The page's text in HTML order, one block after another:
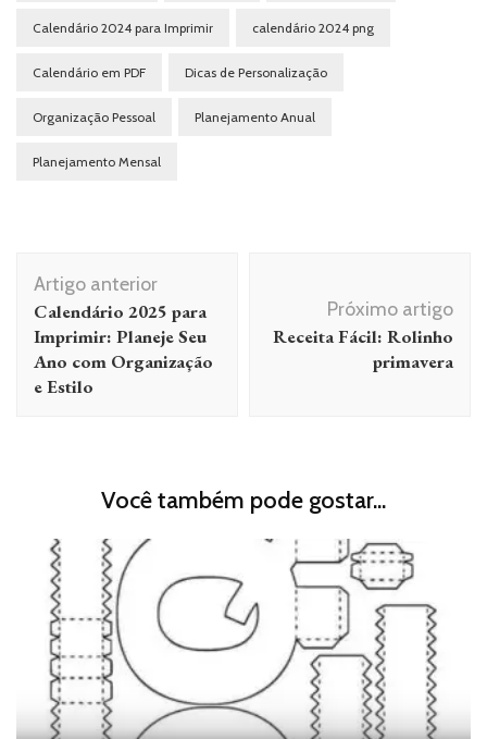
Calendário 2024 para Imprimir calendário 2024 png
Calendário em PDF Dicas de Personalização
Organização Pessoal Planejamento Anual
Planejamento Mensal
Navegação
de
post
Artigo anterior
Calendário 2025 para
Imprimir: Planeje Seu
Ano com Organização
e Estilo
Próximo artigo
Receita Fácil: Rolinho
primavera
Você também pode gostar...